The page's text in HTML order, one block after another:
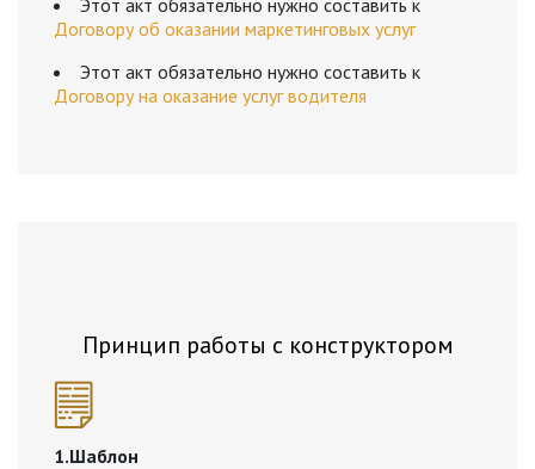
Этот акт обязательно нужно составить к
Договору об оказании маркетинговых услуг
Этот акт обязательно нужно составить к
Договору на оказание услуг водителя
Принцип работы с конструктором
1.Шаблон